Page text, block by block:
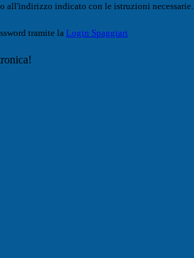
all'indirizzo indicato con le istruzioni necessarie.
tramite la Login Spaggiari